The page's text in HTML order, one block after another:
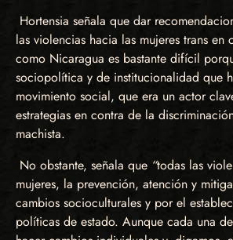
Hortensia señala que dar
las violencias hacia las mujeres trans en
como Nicaragua es bastante difícil
sociopolítica y de institucionalidad que
movimiento social, que era un actor
estrategias en contra de la
machista.
No obstante, señala que “todas las
mujeres, la prevención, atención y
cambios socioculturales y por el
políticas de estado. Aunque cada una